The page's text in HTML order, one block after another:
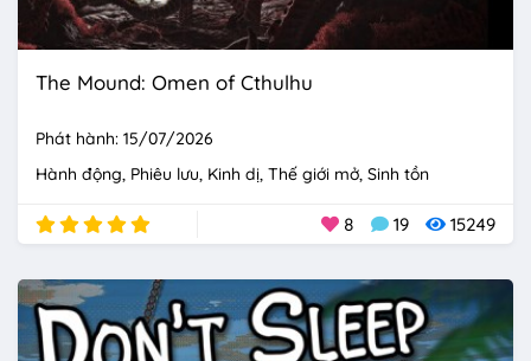
The Mound: Omen of Cthulhu
Phát hành: 15/07/2026
Hành động Phiêu lưu Kinh dị Thế giới mở Sinh tồn
8 19 15249